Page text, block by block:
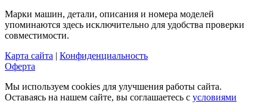
Марки машин, детали, описания и номера моделей
упоминаются здесь исключительно для удобства проверки
совместимости.
Карта сайта | Конфиденциальность
Оферта
Мы используем cookies для улучшения работы сайта.
Оставаясь на нашем сайте, вы соглашаетесь с условиями